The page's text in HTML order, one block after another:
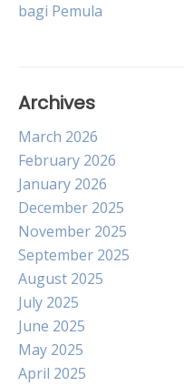
navigation
bagi Pemula
Archives
March 2026
February 2026
January 2026
December 2025
November 2025
September 2025
August 2025
July 2025
June 2025
May 2025
April 2025